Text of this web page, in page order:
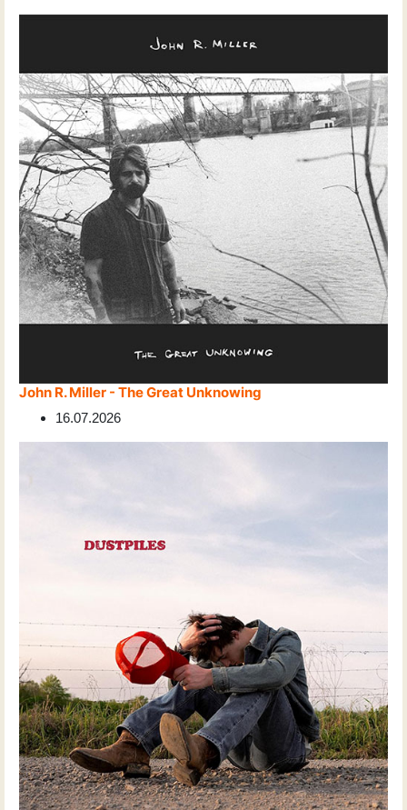
John R. Miller - The Great Unknowing
16.07.2026